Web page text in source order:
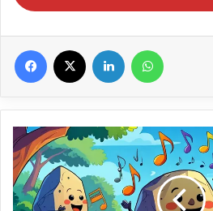
Facebook Linkedin
Africa’s
Amazing
Mysteries
–
Episode